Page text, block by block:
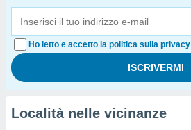
Ho letto e accetto la politica sulla privacy
Località nelle vicinanze